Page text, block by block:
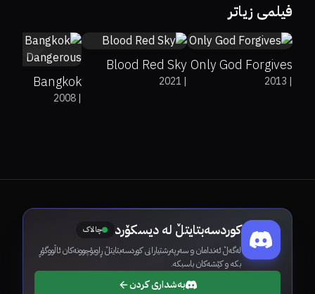
فیلمی زیاتر
Only God Forgives
|
2013
Blood Red Sky
|
2021
Bangkok
Dangerous|
2008
کوردسەبتایتڵ لە دیسکۆرد چالاک
لەگەڵ ئەندامان و سەرپەرشتیارانی کوردسەبتایتڵ ڕاوبۆچوونەکان ئاڵووگۆڕ
بکە و کێشەکان باسبکە.
بەشداری کردن